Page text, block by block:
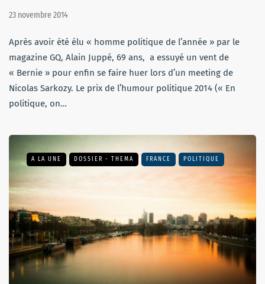
23 novembre 2014
Après avoir été élu « homme politique de l’année » par le
magazine GQ, Alain Juppé, 69 ans, a essuyé un vent de
« Bernie » pour enfin se faire huer lors d’un meeting de
Nicolas Sarkozy. Le prix de l’humour politique 2014 (« En
politique, on…
A LA UNE DOSSIER - THEMA FRANCE POLITIQUE